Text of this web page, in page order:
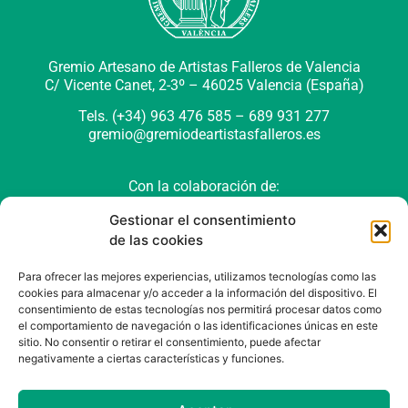
Gestionar el consentimiento
de las cookies
Para ofrecer las mejores experiencias, utilizamos tecnologías como las
cookies para almacenar y/o acceder a la información del dispositivo. El
consentimiento de estas tecnologías nos permitirá procesar datos como
el comportamiento de navegación o las identificaciones únicas en este
sitio. No consentir o retirar el consentimiento, puede afectar
negativamente a ciertas características y funciones.
Gremio Artesano de Artistas Falleros de Valencia
C/ Vicente Canet, 2-3º – 46025 Valencia (España)
Tels. (+34) 963 476 585 – 689 931 277
gremio@gremiodeartistasfalleros.es
Con la colaboración de:
Política de cookies (UE) Política de privacidad